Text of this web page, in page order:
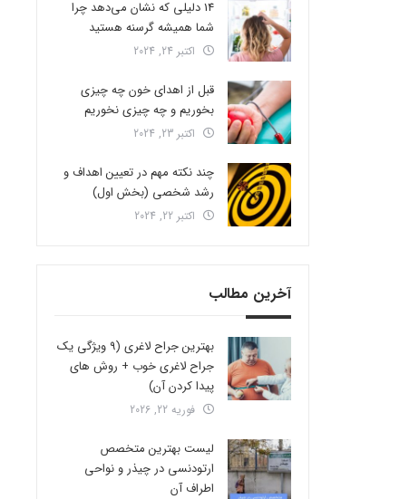
14 دلیلی که نشان می‌دهد چرا
شما همیشه گرسنه هستید
اکتبر 24, 2024
قبل از اهدای خون چه چیزی
بخوریم و چه چیزی نخوریم
اکتبر 23, 2024
چند نکته مهم در تعیین اهداف و
رشد شخصی (بخش اول)
اکتبر 22, 2024
آخرین مطالب
بهترین جراح لاغری (9 ویژگی یک
جراح لاغری خوب + روش های
پیدا کردن آن)
فوریه 22, 2026
لیست بهترین متخصص
ارتودنسی در چیذر و نواحی
اطراف آن